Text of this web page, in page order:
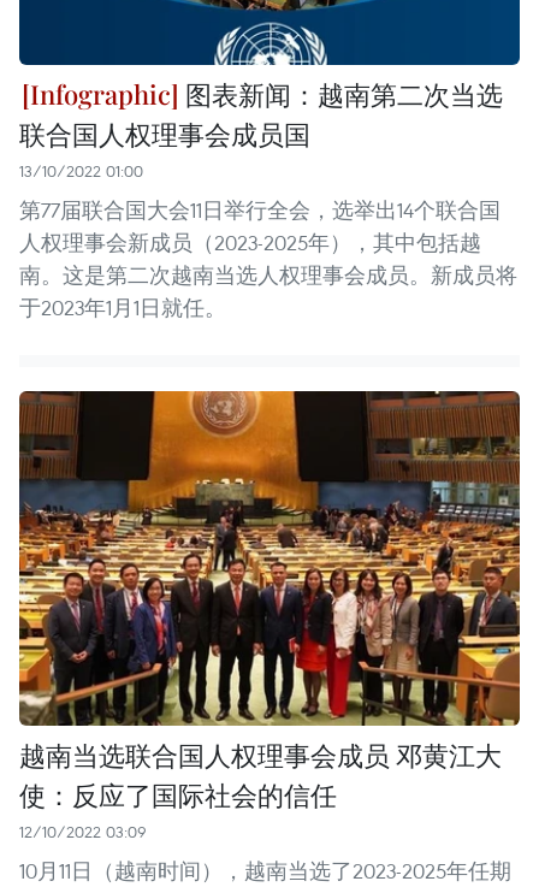
图表新闻：越南第二次当选
联合国人权理事会成员国
13/10/2022 01:00
第77届联合国大会11日举行全会，选举出14个联合国
人权理事会新成员（2023-2025年），其中包括越
南。这是第二次越南当选人权理事会成员。新成员将
于2023年1月1日就任。
越南当选联合国人权理事会成员 邓黄江大
使：反应了国际社会的信任
12/10/2022 03:09
10月11日（越南时间），越南当选了2023-2025年任期